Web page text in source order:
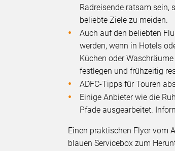
Radreisende ratsam sein,
beliebte Ziele zu meiden.
Auch auf den beliebten
werden, wenn in Hotels
Küchen oder
festlegen und frühzeitig
ADFC-Tipps für Touren
Einige Anbieter wie die
Pfade ausgearbeitet.
Einen praktischen Flyer vom
blauen Servicebox zum